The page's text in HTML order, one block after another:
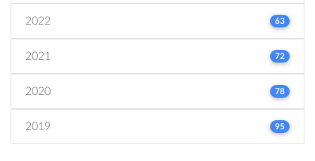
2022 63
2021 72
2020 78
2019 95